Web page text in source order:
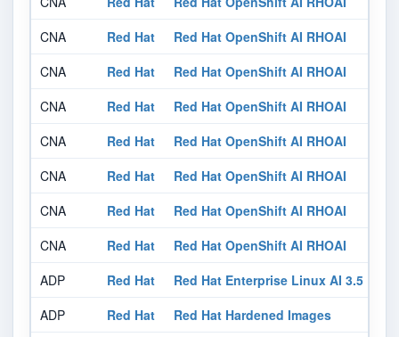
CNA
Red Hat
Red Hat OpenShift AI RHOAI
CNA
Red Hat
Red Hat OpenShift AI RHOAI
CNA
Red Hat
Red Hat OpenShift AI RHOAI
CNA
Red Hat
Red Hat OpenShift AI RHOAI
CNA
Red Hat
Red Hat OpenShift AI RHOAI
CNA
Red Hat
Red Hat OpenShift AI RHOAI
CNA
Red Hat
Red Hat OpenShift AI RHOAI
ADP
Red Hat
Red Hat Enterprise Linux AI 3.5 For
ADP
Red Hat
Red Hat Hardened Images